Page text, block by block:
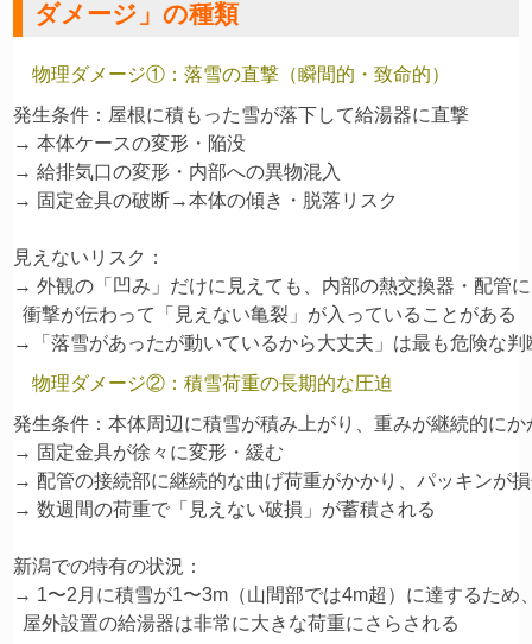
ダメージ」の種類
物理ダメージ①：落雪の直撃（瞬間的・致命的）
発生条件：屋根に積もった雪が落下して給湯器に直撃
→ 本体ケースの変形・陥没
→ 給排気口の変形・内部への異物混入
→ 固定金具の破断→本体の傾き・脱落リスク
見えないリスク：
→ 外観の「凹み」だけに見えても、内部の熱交換器・配管に
  衝撃が伝わって「見えない亀裂」が入っていることがある
物理ダメージ②：積雪荷重の長期的な圧迫
発生条件：本体周辺に積雪が積み上がり、重みが継続的にか
→ 固定金具が徐々に変形・緩む
→ 配管の接続部に継続的な曲げ荷重がかかり、パッキンが
→ 数週間の荷重で「見えない破損」が蓄積される
新潟での特有の状況：
→ 1〜2月に積雪が1〜3m（山間部では4m超）に達するため